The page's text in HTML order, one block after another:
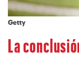
Getty
La